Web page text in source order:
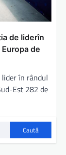
de liderîn
de
lider în rândul
Est 282 de
Caută